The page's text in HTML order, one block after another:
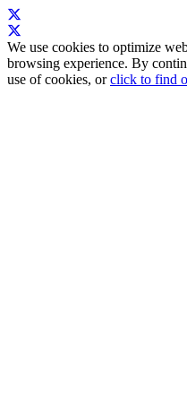
We use cookies to optimize
browsing experience. By
use of cookies, orclick to find